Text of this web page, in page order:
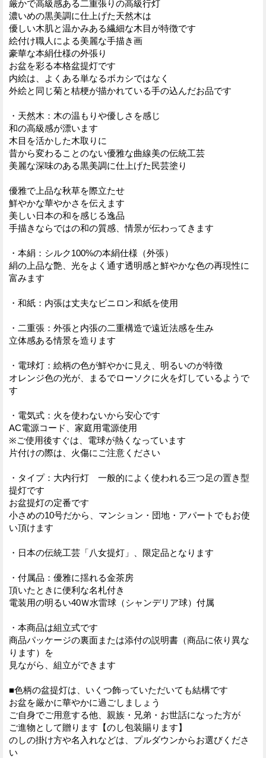
厳かで高級感ある二重張りの高級行灯
濃いめの黒美調に仕上げた天然木は
優しい木肌と温かみある繊細な木目が特徴です
絵付け職人による美麗な手描き画
豪華な本絹仕様の外張り
お盆を彩る本格盆提灯です
内絵は、よくある単なるボカシではなく
外絵と同じ菊と桔梗が描かれている手の込んだお品です
・天然木：木の温もりや優しさを感じ
和の高級感が漂います
木目を活かした木取りに
昔から変わることのない優雅な曲線美の伝統工芸
美麗な深味のある黒美調に仕上げた民芸塗り
優雅で上品な秋草を際立たせ
鮮やかな華やかさを伝えます
美しい日本の和を感じる逸品
手描きならではの和の質感、情景が伝わってきます
・本絹：シルク100%の本絹仕様（外張）
絹の上品な艶、光をよく通す透明感と鮮やかな色の再現性に
富みます
・和紙：内張は丈夫なビニロン和紙を使用
・二重張：外張と内張の二重構造で遠近法感を生み
立体感ある情景を造ります
・電球灯：絵柄の色が鮮やかに見え、明るいのが特徴
オレンジ色の光が、まるでローソクに火を灯しているようで
す
・電気式：火を使わないから安心です
AC電源コード、家庭用電源使用
※ご使用後すぐは、電球が熱くなっています
片付けの際は、火傷にご注意ください
・タイプ：大内行灯 一般的によく使われる三つ足の置き型
提灯です
お盆提灯の定番です
小さめの10号だから、マンション・団地・アパートでもお使
い頂けます
・日本の伝統工芸「八女提灯」、限定品となります
・付属品：優雅に揺れる金茶房
頂いたときに便利な名札付き
電装用の明るい40Ｗ水雷球（シャンデリア球）付属
・本商品は組立式です
商品パッケージの裏面または添付の説明書（商品に依り異な
ります）を
見ながら、組立ができます
■色柄の盆提灯は、いくつ飾っていただいても結構です
お盆を厳かに華やかに過ごしましょう
ご自身でご用意する他、親族・兄弟・お世話になった方が
ご進物として贈ります【のし包装賜ります】
のしの掛け方や名入れなどは、プルダウンからお選びくださ
い